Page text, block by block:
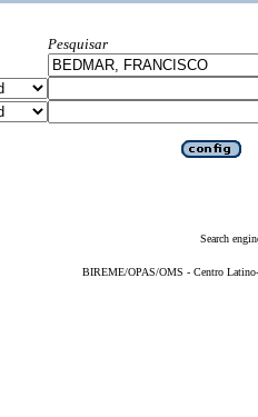
Pesquisar
Search
BIREME/OPAS/OMS - Centro Latino-